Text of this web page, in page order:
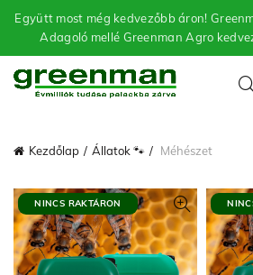
Együtt most még kedvezőbb áron!
Adagoló mellé Greenman Agro
Kezdőlap Állatok 🐾 Méhészet
NINCS RAKTÁRON